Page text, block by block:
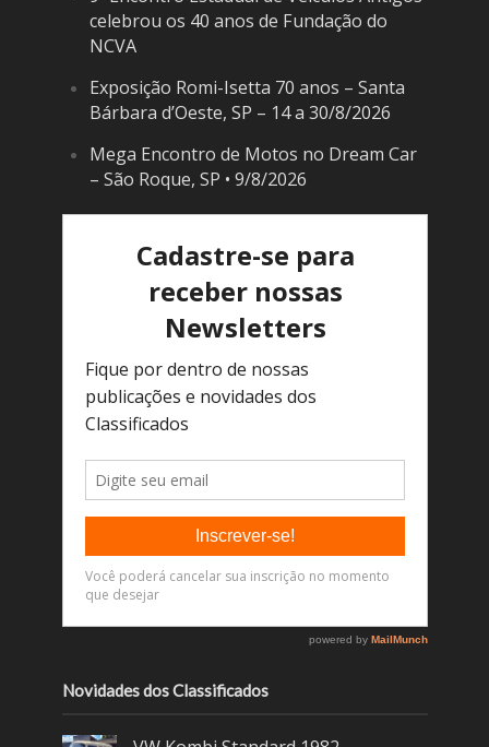
celebrou os 40 anos de Fundação do
NCVA
Exposição Romi-Isetta 70 anos – Santa
Bárbara d’Oeste, SP – 14 a 30/8/2026
Mega Encontro de Motos no Dream Car
– São Roque, SP • 9/8/2026
Novidades dos Classificados